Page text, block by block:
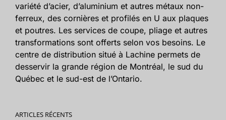
variété d’acier, d’aluminium et autres métaux non-
ferreux, des cornières et profilés en U aux plaques
et poutres. Les services de coupe, pliage et autres
transformations sont offerts selon vos besoins. Le
centre de distribution situé à Lachine permets de
desservir la grande région de Montréal, le sud du
Québec et le sud-est de l’Ontario.
ARTICLES RÉCENTS